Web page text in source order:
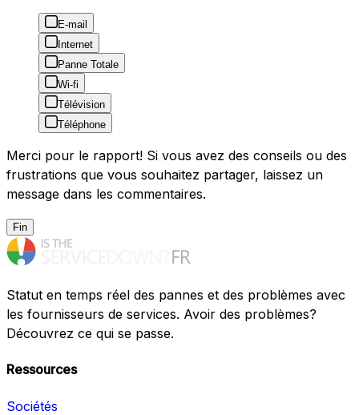
E-mail
Internet
Panne Totale
Wi-fi
Télévision
Téléphone
Merci pour le rapport! Si vous avez des conseils ou des
frustrations que vous souhaitez partager, laissez un
message dans les commentaires.
Fin
Statut en temps réel des pannes et des problèmes avec
les fournisseurs de services. Avoir des problèmes?
Découvrez ce qui se passe.
Ressources
Sociétés